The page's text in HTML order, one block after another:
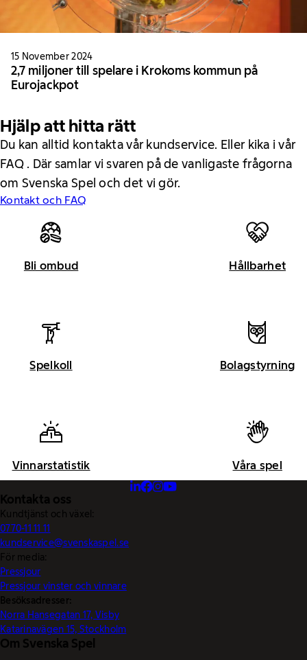
15 November 2024
2,7 miljoner till spelare i Krokoms kommun på
Eurojackpot
Hjälp att hitta rätt
Du kan alltid kontakta vår kundservice. Eller kika i vår
FAQ . Där samlar vi svaren på de vanligaste frågorna
om Svenska Spel och det vi gör.
Kontakt och FAQ
Bli ombud Hållbarhet
Spelkoll Bolagstyrning
Vinnarstatistik Våra spel
Kontakta oss
Kundtjänst och växel:
0770-11 11 11
kundservice@svenskaspel.se
För media:
Pressjour
Pressjour vinster och vinnare
Besöksadresser:
Norra Hansegatan 17, Visby
Katarinavägen 15, Stockholm
Om Svenska Spel